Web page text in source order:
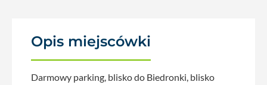
Opis miejscówki
Darmowy parking, blisko do Biedronki, blisko